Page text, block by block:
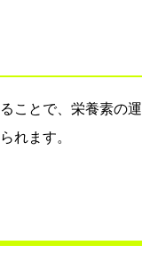
ことで、栄養素の運
れます。